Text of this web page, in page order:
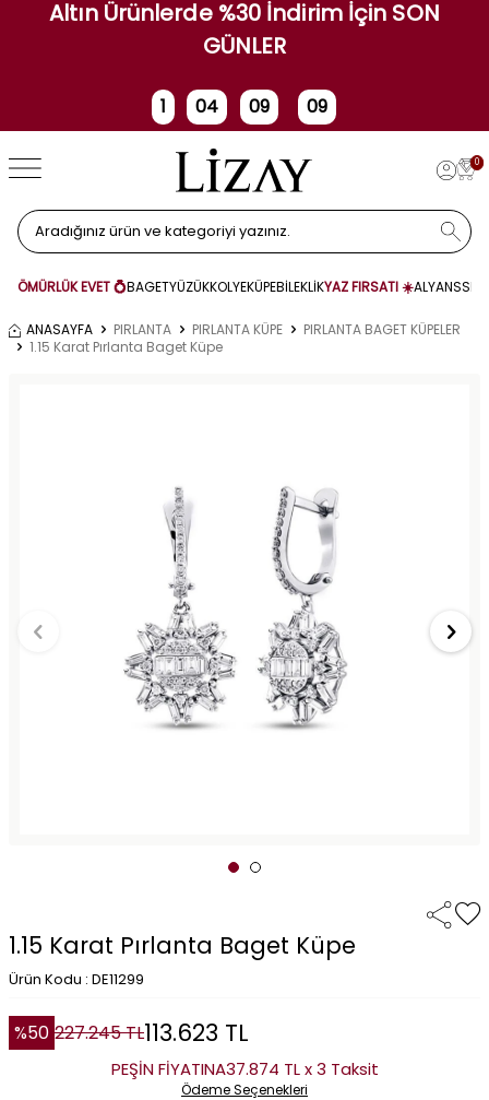
Altın Ürünlerde %30 İndirim İçin SON
GÜNLER
1
Gün
04
Saat
09 09
0
ÖMÜRLÜK EVET 💍BAGETYÜZÜKKOLYEKÜPEBİLEKLİKYAZ FIRSATI ☀️ALYANS
ANASAYFA PIRLANTA PIRLANTA KÜPE
PIRLANTA BAGET KÜPELER
1.15 Karat Pırlanta Baget Küpe
1.15 Karat Pırlanta Baget Küpe
Ürün Kodu : DE11299
%50 227.245TL113.623 TL
PEŞİN FİYATINA37.874 TL x 3 Taksit
Ödeme Seçenekleri